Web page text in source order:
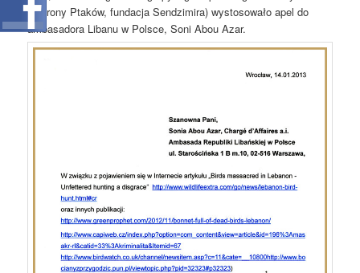
Ochrony Ptaków, fundacja Sendzimira) wystosowało apel do
ambasadora Libanu w Polsce, Soni Abou Azar.